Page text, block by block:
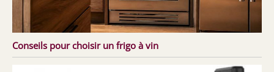
Conseils pour choisir un frigo à vin